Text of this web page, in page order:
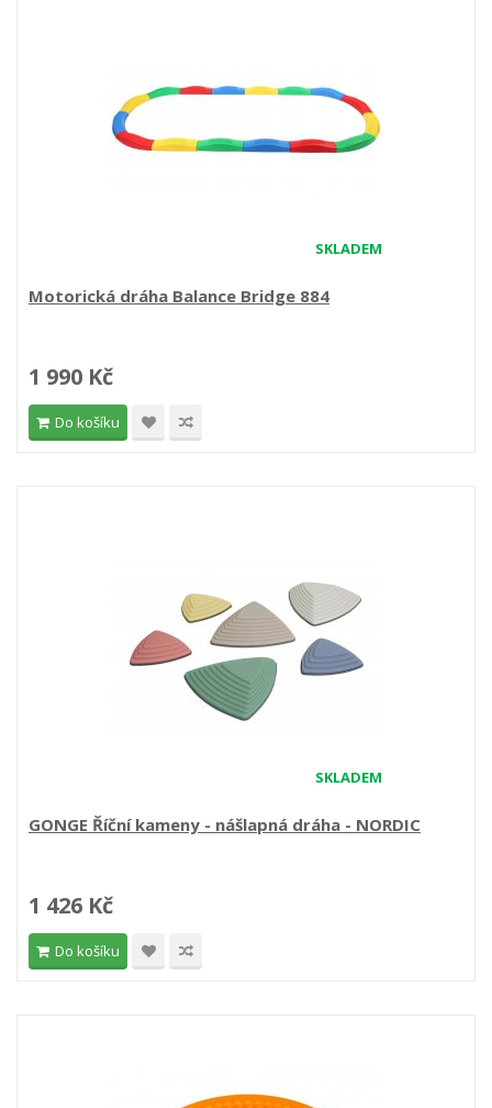
SKLADEM
Motorická dráha Balance Bridge 884
1 990 Kč
Do košíku
SKLADEM
GONGE Říční kameny - nášlapná dráha - NORDIC
1 426 Kč
Do košíku